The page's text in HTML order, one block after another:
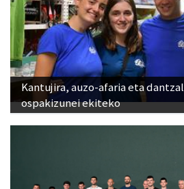
Kantujira, auzo-afaria eta
ospakizunei ekiteko